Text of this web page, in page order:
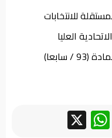
للانتخابات
العليا
للمصادقة عليها عملاً بأحكام المادة (93 / سابعا)
Facebook
WhatsApp